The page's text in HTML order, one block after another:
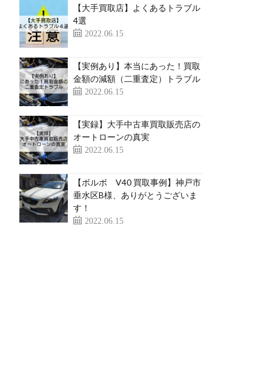
【大手買取店】よくあるトラブル
4選
2022.06.15
【実例あり】本当にあった！買取
金額の減額（二重査定）トラブル
2022.06.15
【実録】大手中古車買取販売店の
オートローンの真実
2022.06.15
【ボルボ V40 買取事例】神戸市
垂水区B様、ありがとうございま
す！
2022.06.15